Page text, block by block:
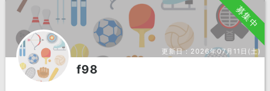
募集中
更新日： 2026年07月11日(土)
f98